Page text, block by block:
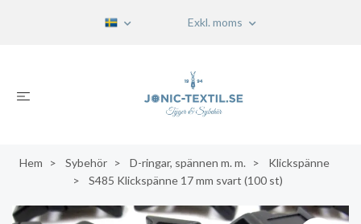
Exkl. moms
Hem Sybehör D-ringar, spännen m. m.
Klickspänne
S485 Klickspänne 17 mm svart (100 st)